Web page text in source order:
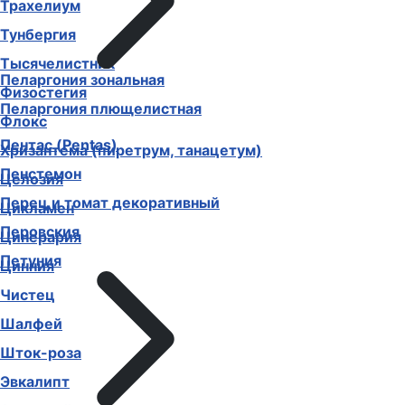
Трахелиум
Тунбергия
Тысячелистник
Физостегия
Флокс
Хризантема (пиретрум, танацетум)
Целозия
Цикламен
Цинерария
Цинния
Чистец
Шалфей
Шток-роза
Эвкалипт
Пеларгония зональная
Пеларгония плющелистная
Пентас (Pentas)
Пенстемон
Перец и томат декоративный
Перовския
Петуния